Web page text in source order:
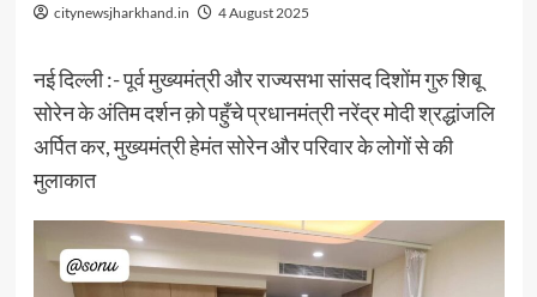
citynewsjharkhand.in 4 August 2025
नई दिल्ली :- पूर्व मुख्यमंत्री और राज्यसभा सांसद दिशोंम गुरु शिबू
सोरेन के अंतिम दर्शन क़ो पहुँचे प्रधानमंत्री नरेंद्र मोदी श्रद्धांजलि
अर्पित कर, मुख्यमंत्री हेमंत सोरेन और परिवार के लोगों से की
मुलाकात